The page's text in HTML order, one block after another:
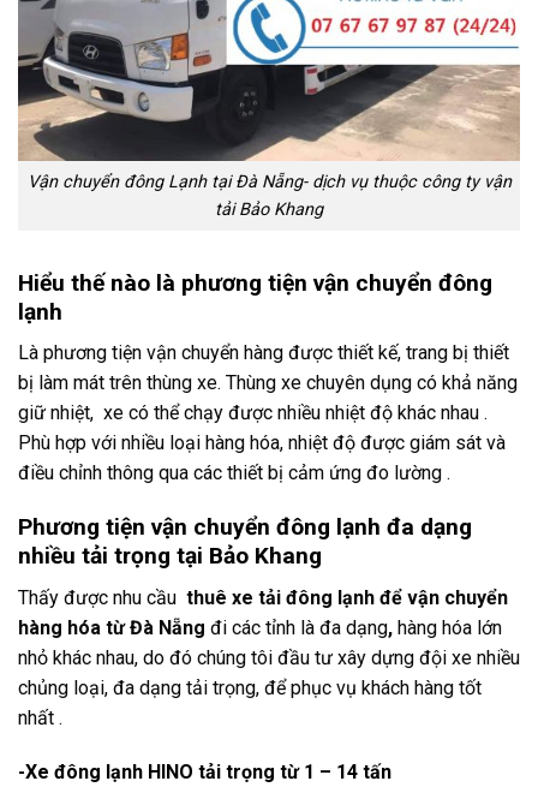
Vận chuyển đông Lạnh tại Đà Nẵng- dịch vụ thuộc công ty vận
tải Bảo Khang
Hiểu thế nào là phương tiện vận chuyển đông
lạnh
Là phương tiện vận chuyển hàng được thiết kế, trang bị thiết
bị làm mát trên thùng xe. Thùng xe chuyên dụng có khả năng
giữ nhiệt, xe có thể chạy được nhiều nhiệt độ khác nhau .
Phù hợp với nhiều loại hàng hóa, nhiệt độ được giám sát và
điều chỉnh thông qua các thiết bị cảm ứng đo lường .
Phương tiện vận chuyển đông lạnh đa dạng
nhiều tải trọng tại Bảo Khang
Thấy được nhu cầu thuê xe tải đông lạnh để vận chuyển
hàng hóa từ Đà Nẵng đi các tỉnh là đa dạng, hàng hóa lớn
nhỏ khác nhau, do đó chúng tôi đầu tư xây dựng đội xe nhiều
chủng loại, đa dạng tải trọng, để phục vụ khách hàng tốt
nhất .
-Xe đông lạnh HINO tải trọng từ 1 – 14 tấn